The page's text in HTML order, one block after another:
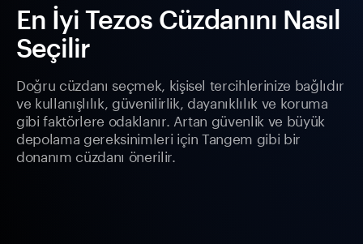
En İyi Tezos Cüzdanını Nasıl
Seçilir
Doğru cüzdanı seçmek, kişisel tercihlerinize bağlıdır
ve kullanışlılık, güvenilirlik, dayanıklılık ve koruma
gibi faktörlere odaklanır. Artan güvenlik ve büyük
depolama gereksinimleri için Tangem gibi bir
donanım cüzdanı önerilir.